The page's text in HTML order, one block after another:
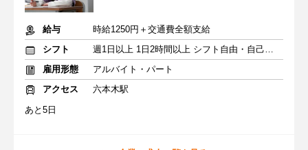
給与
時給1250円＋交通費全額支給
シフト
週1日以上 1日2時間以上 シフト自由・自己申告
雇用形態
アルバイト・パート
アクセス
六本木駅
あと5日